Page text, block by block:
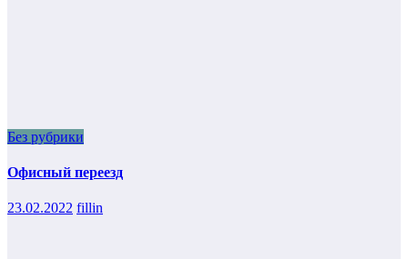
Без рубрики
Офисный переезд
23.02.2022 fillin